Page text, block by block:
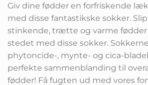
Giv dine fødder en forfriskende
med disse fantastikske sokker.
stinkende, trætte og varme
stedet med disse sokker.
phytoncide-, mynte- og cica-
perfekte sammenblanding til
fødder! Få fugten ud med vores